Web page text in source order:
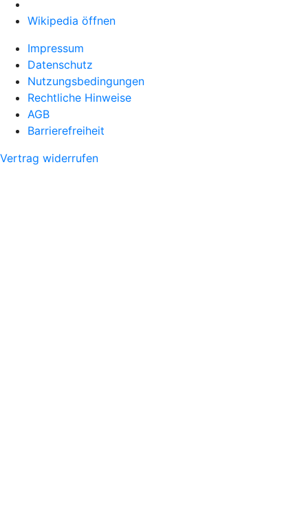
Wikipedia öffnen
Impressum
Datenschutz
Nutzungsbedingungen
Rechtliche Hinweise
AGB
Barrierefreiheit
Vertrag widerrufen